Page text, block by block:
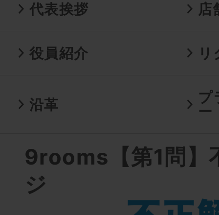
代表挨拶 店
役員紹介
沿革
プ
ー
9rooms【第1問】
ジ